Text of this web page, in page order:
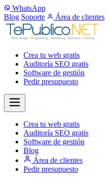
WhatsApp
Blog Soporte Área de clientes
Crea tu web gratis
Auditoría SEO gratis
Software de gestión
Pedir presupuesto
Crea tu web gratis
Auditoría SEO gratis
Software de gestión
Blog
Área de clientes
Pedir presupuesto